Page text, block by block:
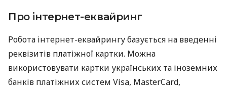
Про інтернет-еквайринг
Робота інтернет-еквайрингу базується на введенні
реквізитів платіжної картки. Можна
використовувати картки українських та іноземних
банків платіжних систем Visa, MasterCard,